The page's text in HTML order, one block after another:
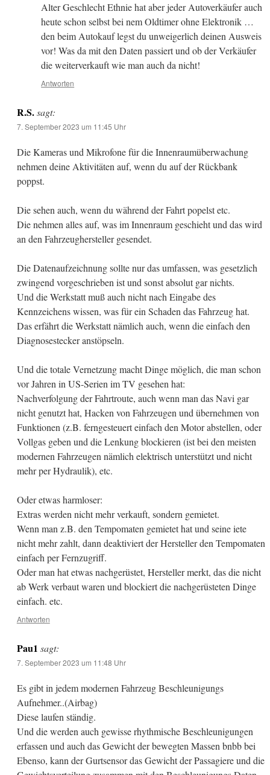
Alter Geschlecht Ethnie hat aber jeder Autoverkäufer auch
heute schon selbst bei nem Oldtimer ohne Elektronik …
den beim Autokauf legst du unweigerlich deinen Ausweis
vor! Was da mit den Daten passiert und ob der Verkäufer
die weiterverkauft wie man auch da nicht!
Antworten
R.S. sagt:
7. September 2023 um 11:45 Uhr
Die Kameras und Mikrofone für die Innenraumüberwachung
nehmen deine Aktivitäten auf, wenn du auf der Rückbank
poppst.
Die sehen auch, wenn du während der Fahrt popelst etc.
Die nehmen alles auf, was im Innenraum geschieht und das wird
an den Fahrzeughersteller gesendet.
Die Datenaufzeichnung sollte nur das umfassen, was gesetzlich
zwingend vorgeschrieben ist und sonst absolut gar nichts.
Und die Werkstatt muß auch nicht nach Eingabe des
Kennzeichens wissen, was für ein Schaden das Fahrzeug hat.
Das erfährt die Werkstatt nämlich auch, wenn die einfach den
Diagnosestecker anstöpseln.
Und die totale Vernetzung macht Dinge möglich, die man schon
vor Jahren in US-Serien im TV gesehen hat:
Nachverfolgung der Fahrtroute, auch wenn man das Navi gar
nicht genutzt hat, Hacken von Fahrzeugen und übernehmen von
Funktionen (z.B. ferngesteuert einfach den Motor abstellen, oder
Vollgas geben und die Lenkung blockieren (ist bei den meisten
modernen Fahrzeugen nämlich elektrisch unterstützt und nicht
mehr per Hydraulik), etc.
Oder etwas harmloser:
Extras werden nicht mehr verkauft, sondern gemietet.
Wenn man z.B. den Tempomaten gemietet hat und seine iete
nicht mehr zahlt, dann deaktiviert der Hersteller den Tempomaten
einfach per Fernzugriff.
Oder man hat etwas nachgerüstet, Hersteller merkt, das die nicht
ab Werk verbaut waren und blockiert die nachgerüsteten Dinge
einfach. etc.
Antworten
Pau1 sagt:
7. September 2023 um 11:48 Uhr
Es gibt in jedem modernen Fahrzeug Beschleunigungs
Aufnehmer..(Airbag)
Diese laufen ständig.
Und die werden auch gewisse rhythmische Beschleunigungen
erfassen und auch das Gewicht der bewegten Massen bnbb bei
Ebenso, kann der Gurtsensor das Gewicht der Passagiere und die